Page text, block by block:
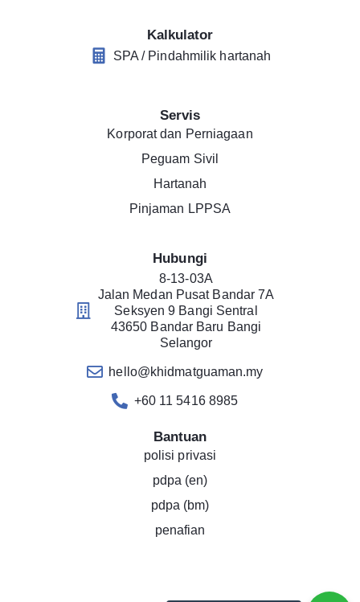
Kalkulator
SPA / Pindahmilik hartanah
Servis
Korporat dan Perniagaan
Peguam Sivil
Hartanah
Pinjaman LPPSA
Hubungi
8-13-03A
Jalan Medan Pusat Bandar 7A
Seksyen 9 Bangi Sentral
43650 Bandar Baru Bangi
Selangor
hello@khidmatguaman.my
+60 11 5416 8985
Bantuan
polisi privasi
pdpa (en)
pdpa (bm)
penafian